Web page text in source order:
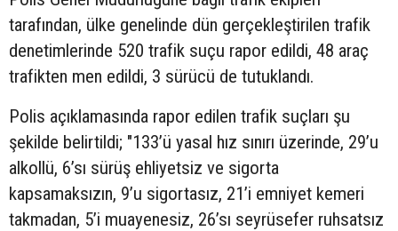
tarafından, ülke genelinde dün gerçekleştirilen trafik
denetimlerinde 520 trafik suçu rapor edildi, 48 araç
trafikten men edildi, 3 sürücü de tutuklandı.
Polis açıklamasında rapor edilen trafik suçları şu
şekilde belirtildi; "133’ü yasal hız sınırı üzerinde, 29’u
alkollü, 6’sı sürüş ehliyetsiz ve sigorta
kapsamaksızın, 9’u sigortasız, 21’i emniyet kemeri
takmadan, 5’i muayenesiz, 26’sı seyrüsefer ruhsatsız